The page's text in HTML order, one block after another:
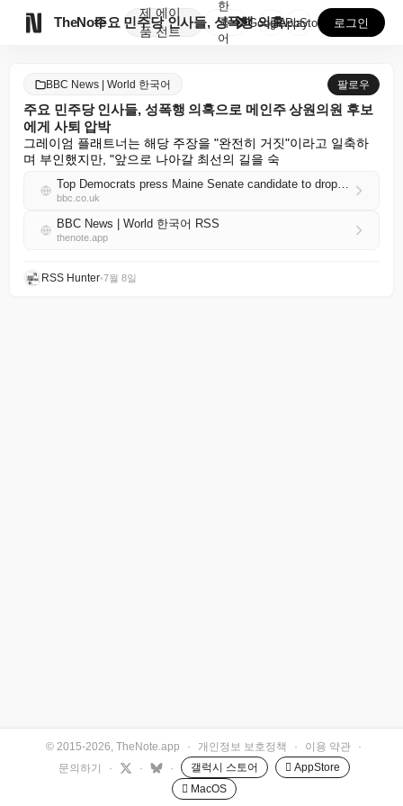
TheNote
제
품
에이
전트
주요 민주당 인사들, 성폭행 의혹으로 메인주 상원의원 ...
한
국
어
GooglePlay
AppStore 로그인
BBC News | World 한국어 팔로우
주요 민주당 인사들, 성폭행 의혹으로 메인주 상원의원 후보
에게 사퇴 압박
그레이엄 플래트너는 해당 주장을 "완전히 거짓"이라고 일축하
며 부인했지만, "앞으로 나아갈 최선의 길을 숙
Top Democrats press Maine Senate candidate to drop out of race over sexual assault allegation
bbc.co.uk
BBC News | World 한국어 RSS
thenote.app
RSS Hunter•7월 8일
© 2015-2026, TheNote.app · 개인정보 보호정책 · 이용 약관
·
문의하기
· · · 갤럭시 스토어
 AppStore
 MacOS